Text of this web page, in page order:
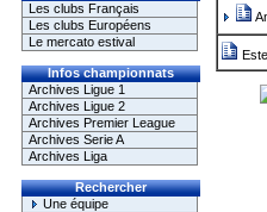
Les clubs Français
Les clubs Européens
Le mercato estival
Infos championnats
Archives Ligue 1
Archives Ligue 2
Archives Premier League
Archives Serie A
Archives Liga
Rechercher
Une équipe